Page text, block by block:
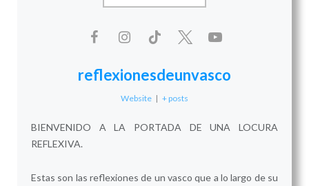
reflexionesdeunvasco
Website | + posts
BIENVENIDO A LA PORTADA DE UNA LOCURA
REFLEXIVA.
Estas son las reflexiones de un vasco que a lo largo de su